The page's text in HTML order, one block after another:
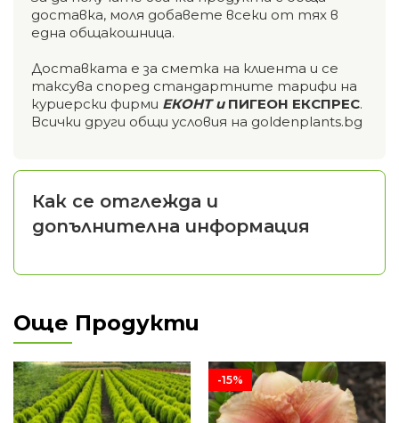
доставка, моля добавете всеки от тях в
една общакошница.
Доставката е за сметка на клиента и се
таксува според стандартните тарифи на
куриерски фирми ЕКОНТ и ПИГЕОН ЕКСПРЕС.
Всички други общи условия на goldenplants.bg
Как се отглежда и
допълнителна информация
Още Продукти
-15%